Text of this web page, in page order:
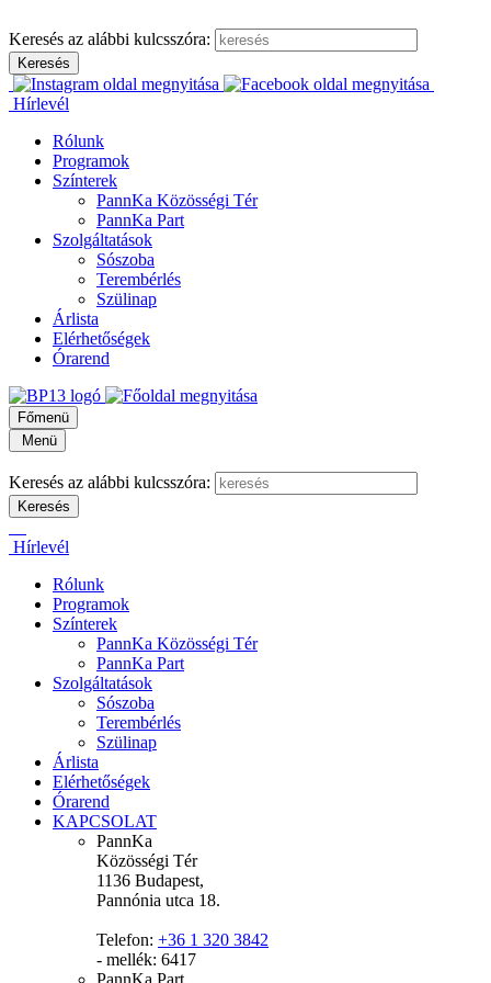
Keresés az alábbi kulcsszóra:
Hírlevél
Rólunk
Programok
Színterek
PannKa Közösségi Tér
PannKa Part
Szolgáltatások
Sószoba
Terembérlés
Szülinap
Árlista
Elérhetőségek
Órarend
Főmenü
Menü
Keresés az alábbi kulcsszóra:
Hírlevél
Rólunk
Programok
Színterek
PannKa Közösségi Tér
PannKa Part
Szolgáltatások
Sószoba
Terembérlés
Szülinap
Árlista
Elérhetőségek
Órarend
KAPCSOLAT
PannKa
Közösségi Tér
1136 Budapest,
Pannónia utca 18.
Telefon: +36 1 320 3842
- mellék: 6417
PannKa Part